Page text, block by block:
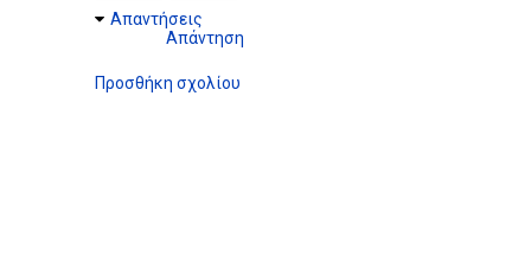
Απαντήσεις
Απάντηση
Προσθήκη σχολίου